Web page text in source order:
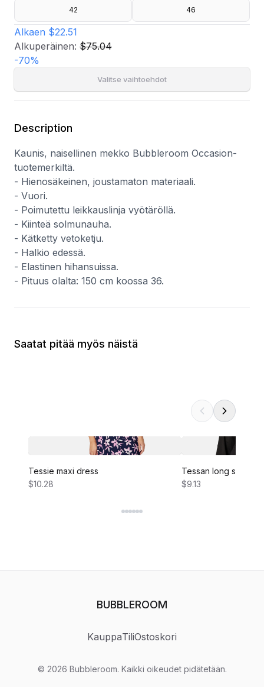
- Kätketty vetoketju.
- Halkio edessä.
- Elastinen hihansuissa.
- Pituus olalta: 150 cm koossa 36.
42 46
Alkaen $22.51
Alkuperäinen: $75.04
-70%
Valitse vaihtoehdot
Description
Kaunis, naisellinen mekko Bubbleroom Occasion-
tuotemerkiltä.
- Hienosäkeinen, joustamaton materiaali.
- Vuori.
- Poimutettu leikkauslinja vyötäröllä.
- Kiinteä solmunauha.
- Kätketty vetoketju.
- Halkio edessä.
- Elastinen hihansuissa.
- Pituus olalta: 150 cm koossa 36.
Saatat pitää myös näistä
Tessie maxi dress
$10.28
Tessan long sleeve
$9.13
BUBBLEROOM
KauppaTiliOstoskori
© 2026 Bubbleroom. Kaikki oikeudet pidätetään.